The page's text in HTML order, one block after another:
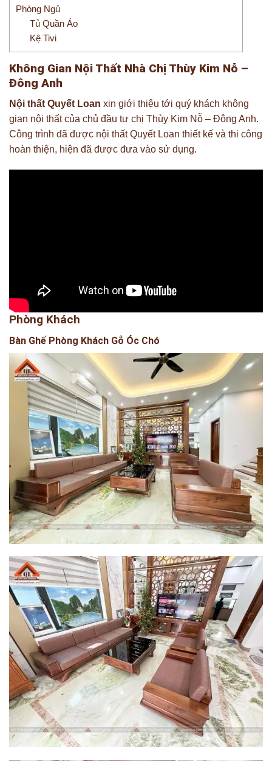
Phòng Ngủ
Tủ Quần Áo
Kệ Tivi
Không Gian Nội Thất Nhà Chị Thùy Kim Nỗ –
Đông Anh
Nội thất Quyết Loan xin giới thiệu tới quý khách không
gian nội thất của chủ đầu tư chị Thùy Kim Nỗ – Đông Anh.
Công trình đã được nội thất Quyết Loan thiết kế và thi công
hoàn thiện, hiện đã được đưa vào sử dụng.
Phòng Khách
Bàn Ghế Phòng Khách Gỗ Óc Chó